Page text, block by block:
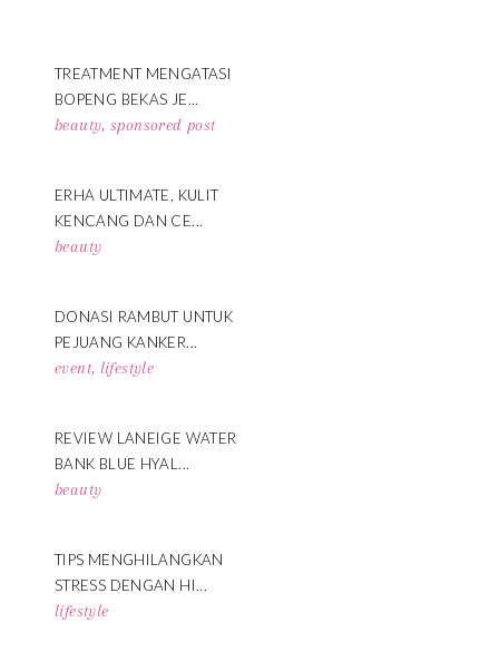
TREATMENT MENGATASI
BOPENG BEKAS JE...
beauty, sponsored post
ERHA ULTIMATE, KULIT
KENCANG DAN CE...
beauty
DONASI RAMBUT UNTUK
PEJUANG KANKER...
event, lifestyle
REVIEW LANEIGE WATER
BANK BLUE HYAL...
beauty
TIPS MENGHILANGKAN
STRESS DENGAN HI...
lifestyle